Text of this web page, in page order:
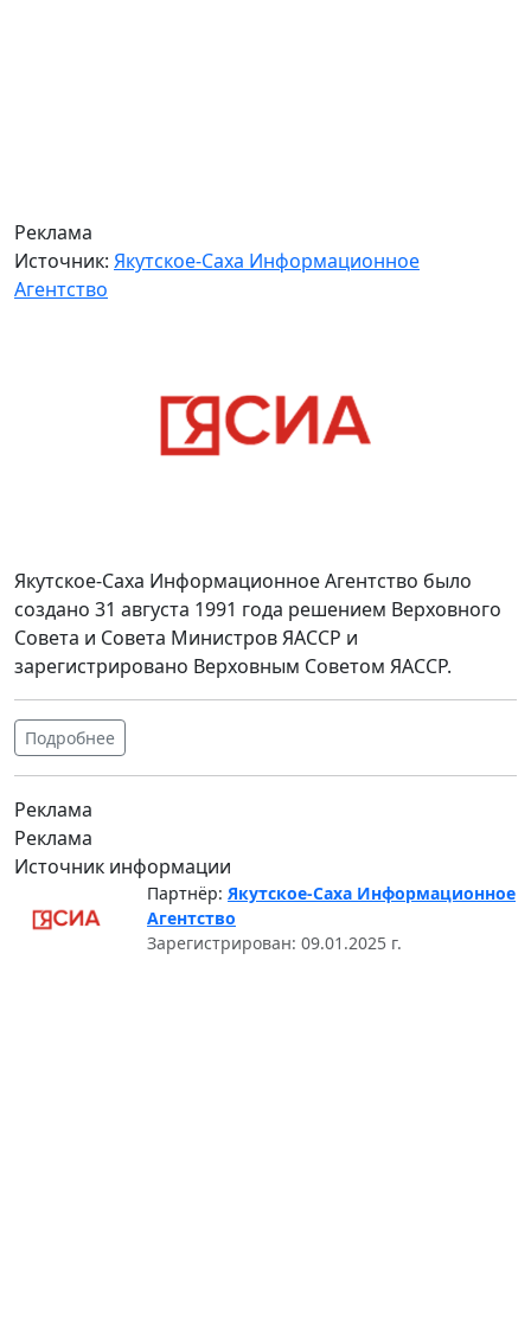
Реклама
Источник: Якутское-Саха Информационное
Агентство
Якутское-Саха Информационное Агентство было
создано 31 августа 1991 года решением Верховного
Совета и Совета Министров ЯАССР и
зарегистрировано Верховным Советом ЯАССР.
Подробнее
Реклама
Реклама
Источник информации
Партнёр: Якутское-Саха Информационное
Агентство
Зарегистрирован: 09.01.2025 г.